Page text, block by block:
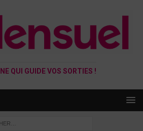
QUI GUIDE VOS SORTIES !